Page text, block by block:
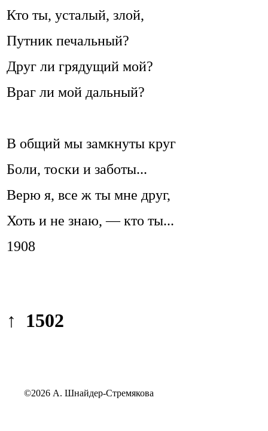
Кто ты, усталый, злой,
Путник печальный?
Друг ли грядущий мой?
Враг ли мой дальный?
В общий мы замкнуты круг
Боли, тоски и заботы...
Верю я, все ж ты мне друг,
Хоть и не знаю, — кто ты...
1908
↑ 1502
©2026 А. Шнайдер-Стремякова